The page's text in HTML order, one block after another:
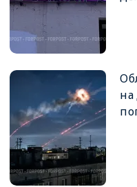
на